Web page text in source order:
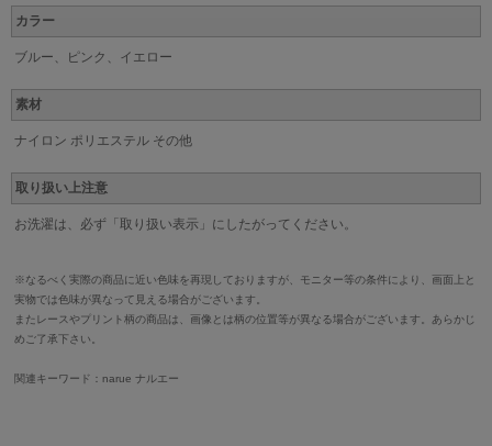
カラー
ブルー、ピンク、イエロー
素材
ナイロン ポリエステル その他
取り扱い上注意
お洗濯は、必ず「取り扱い表示」にしたがってください。
※なるべく実際の商品に近い色味を再現しておりますが、モニター等の条件により、画面上と
実物では色味が異なって見える場合がございます。
またレースやプリント柄の商品は、画像とは柄の位置等が異なる場合がございます。あらかじ
めご了承下さい。
関連キーワード：narue ナルエー